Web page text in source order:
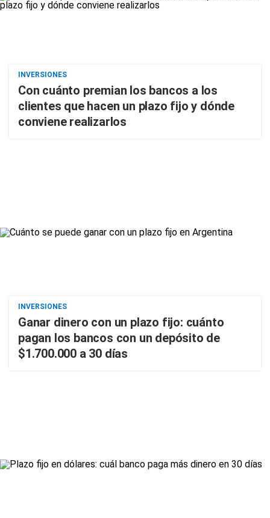
INVERSIONES
Con cuánto premian los bancos a los
clientes que hacen un plazo fijo y dónde
conviene realizarlos
INVERSIONES
Ganar dinero con un plazo fijo: cuánto
pagan los bancos con un depósito de
$1.700.000 a 30 días